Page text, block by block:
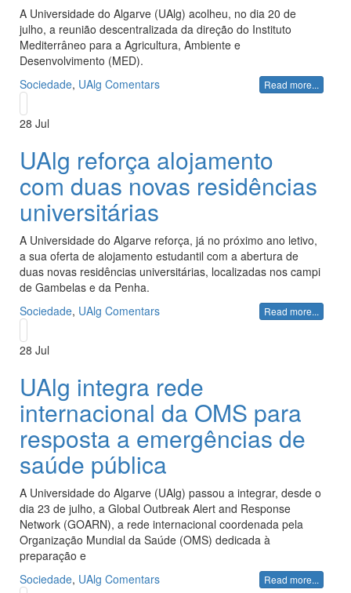
A Universidade do Algarve (UAlg) acolheu, no dia 20 de
julho, a reunião descentralizada da direção do Instituto
Mediterrâneo para a Agricultura, Ambiente e
Desenvolvimento (MED).
Sociedade, UAlg Comentars Read more...
28 Jul
UAlg reforça alojamento
com duas novas residências
universitárias
A Universidade do Algarve reforça, já no próximo ano letivo,
a sua oferta de alojamento estudantil com a abertura de
duas novas residências universitárias, localizadas nos campi
de Gambelas e da Penha.
Sociedade, UAlg Comentars Read more...
28 Jul
UAlg integra rede
internacional da OMS para
resposta a emergências de
saúde pública
A Universidade do Algarve (UAlg) passou a integrar, desde o
dia 23 de julho, a Global Outbreak Alert and Response
Network (GOARN), a rede internacional coordenada pela
Organização Mundial da Saúde (OMS) dedicada à
preparação e
Sociedade, UAlg Comentars Read more...